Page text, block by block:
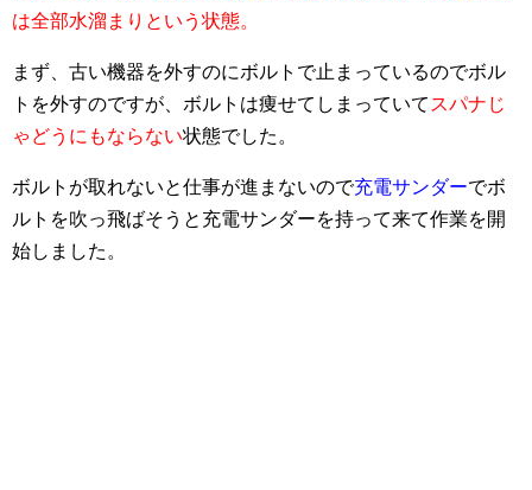
は全部水溜まりという状態。
まず、古い機器を外すのにボルトで止まっているのでボル
トを外すのですが、ボルトは痩せてしまっていて スパナじ
ゃどうにもならない状態でした。
ボルトが取れないと仕事が進まないので充電サンダーでボ
ルトを吹っ飛ばそうと充電サンダーを持って来て作業を開
始しました。